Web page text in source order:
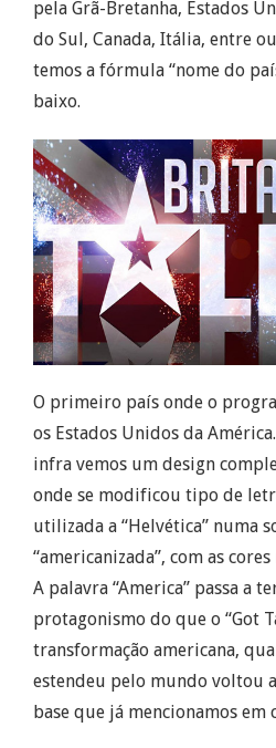
pela Grã-Bretanha, Estados
do Sul, Canada, Itália, entre
temos a fórmula “nome do
baixo.
O primeiro país onde o
os Estados Unidos da
infra vemos um design
onde se modificou tipo de
utilizada a “Helvética” numa
“americanizada”, com as
A palavra “America” passa a
protagonismo do que o “Got
transformação americana,
estendeu pelo mundo voltou
base que já mencionamos em